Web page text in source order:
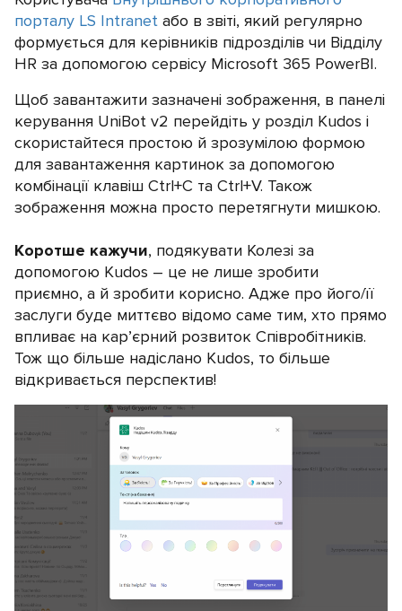
порталу LS Intranet або в звіті, який регулярно
формується для керівників підрозділів чи Відділу
HR за допомогою сервісу Microsoft 365 PowerBI.
Щоб завантажити зазначені зображення, в панелі
керування UniBot v2 перейдіть у розділ Kudos і
скористайтеся простою й зрозумілою формою
для завантаження картинок за допомогою
комбінації клавіш Ctrl+С та Ctrl+V. Також
зображення можна просто перетягнути мишкою.
Коротше кажучи, подякувати Колезі за
допомогою Kudos – це не лише зробити
приємно, а й зробити корисно. Адже про його/її
заслуги буде миттєво відомо саме тим, хто прямо
впливає на кар’єрний розвиток Співробітників.
Тож що більше надіслано Kudos, то більше
відкривається перспектив!